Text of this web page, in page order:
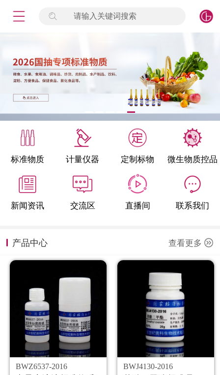
请输入关键词搜索
标准物质 计量仪器 定制标物 微生物质控品
新闻资讯 交流区 直播间 联系我们
产品中心 查看更多
BWZ6537-2016 BWJ4130-2016
标准物质
产品专项
微生物检测/质控品
定制标物
定制仪器
新闻资讯
公司主页
购物车
会员中心